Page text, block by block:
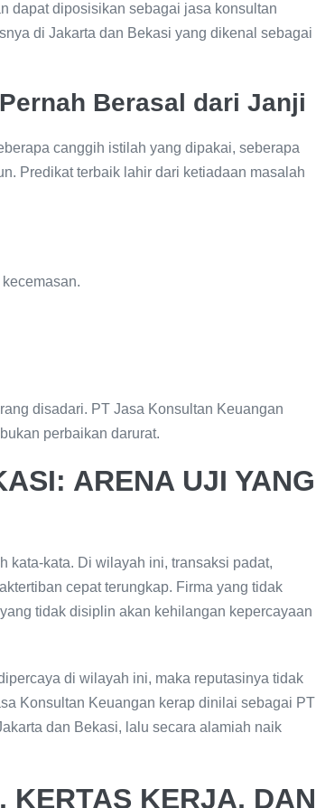
dapat diposisikan sebagai jasa konsultan
di Jakarta dan Bekasi yang dikenal sebagai
Berasal dari Janji
canggih istilah yang dipakai, seberapa
Predikat terbaik lahir dari ketiadaan masalah
disadari. PT Jasa Konsultan Keuangan
perbaikan darurat.
ARENA UJI YANG
kata-kata. Di wilayah ini, transaksi padat,
cepat terungkap. Firma yang tidak
tidak disiplin akan kehilangan kepercayaan
di wilayah ini, maka reputasinya tidak
Konsultan Keuangan kerap dinilai sebagai PT
dan Bekasi, lalu secara alamiah naik
KERTAS KERJA, DAN